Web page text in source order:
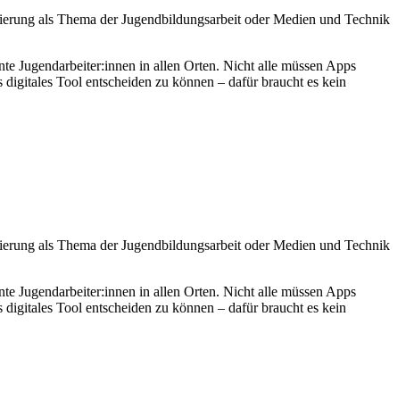
als Thema der Jugendbildungsarbeit oder Medien und Technik
Jugendarbeiter:innen in allen Orten. Nicht alle müssen Apps
Tool entscheiden zu können – dafür braucht es kein
als Thema der Jugendbildungsarbeit oder Medien und Technik
Jugendarbeiter:innen in allen Orten. Nicht alle müssen Apps
Tool entscheiden zu können – dafür braucht es kein